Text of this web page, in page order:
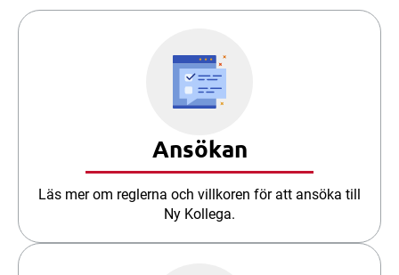
Ansökan
Läs mer om reglerna och villkoren för att ansöka till
Ny Kollega.